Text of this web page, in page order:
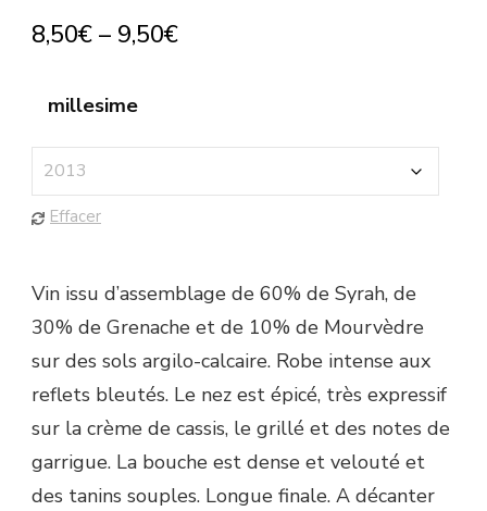
8,50€ – 9,50€
millesime
Effacer
Vin issu d’assemblage de 60% de Syrah, de
30% de Grenache et de 10% de Mourvèdre
sur des sols argilo-calcaire. Robe intense aux
reflets bleutés. Le nez est épicé, très expressif
sur la crème de cassis, le grillé et des notes de
garrigue. La bouche est dense et velouté et
des tanins souples. Longue finale. A décanter